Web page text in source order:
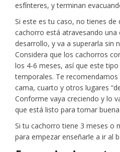
esfínteres, y terminan
Si este es tu caso, no tienes de
cachorro está atravesando una
desarrollo, y va a superarla sin
Considera que los cachorros
los 4-6 meses, así que este
temporales. Te
cama, cuarto y otros lugares
Conforme vaya creciendo y lo
que está listo para tomar
Si tu cachorro tiene 3 meses o
para empezar enseñarle a ir al